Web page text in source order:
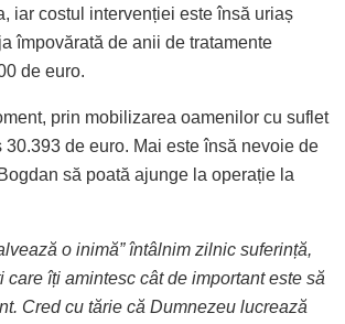
iar costul intervenției este însă uriaș
împovărată de anii de tratamente
de euro.
prin mobilizarea oamenilor cu suflet
30.393 de euro. Mai este însă nevoie de
să poată ajunge la operație la
o inimă” întâlnim zilnic suferință,
care îți amintesc cât de important este să
Cred cu tărie că Dumnezeu lucrează